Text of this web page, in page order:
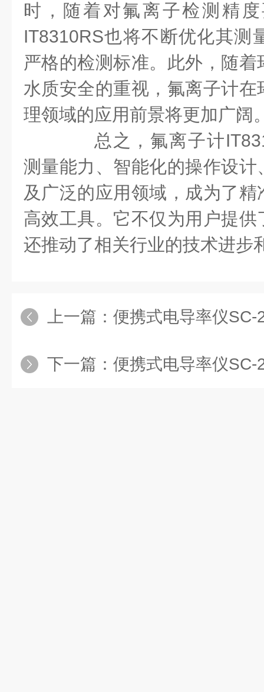
时，随着对氟离子检测精
IT8310RS也将不断优化其测
严格的检测标准。此外，随
水质安全的重视，氟离子计
理领域的应用前景将更加广阔
总之，氟离子计
测量能力、智能化的操作设
及广泛的应用领域，成为了
高效工具。它不仅为用户提
还推动了相关行业的技术进步
上一篇： 便携式电导率仪SC-210的
下一篇： 便携式电导率仪SC-210：小巧便